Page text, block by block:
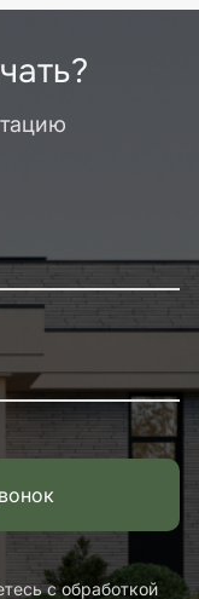
с обработкой